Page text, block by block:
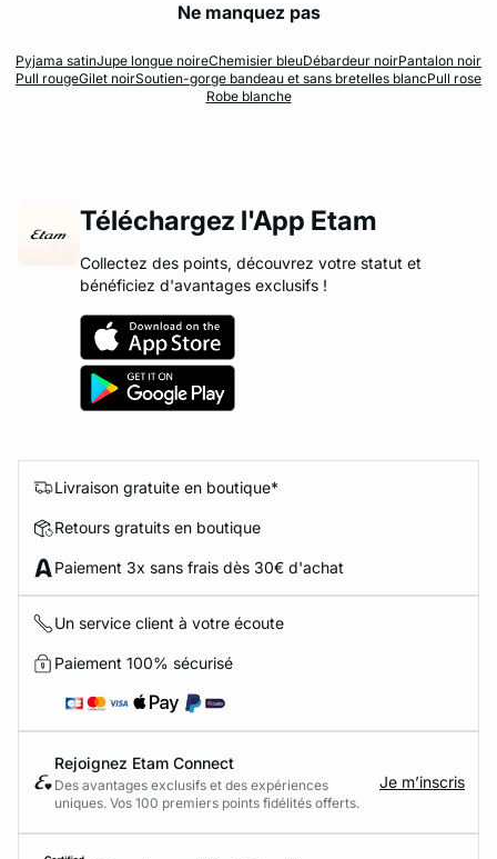
Ne manquez pas
Pyjama satinJupe longue noireChemisier bleuDébardeur noirPantalon noir
Pull rougeGilet noirSoutien-gorge bandeau et sans bretelles blancPull rose
Robe blanche
Téléchargez l'App Etam
Collectez des points, découvrez votre statut et
bénéficiez d'avantages exclusifs !
Livraison gratuite en boutique*
Retours gratuits en boutique
Paiement 3x sans frais dès 30€ d'achat
Un service client à votre écoute
Paiement 100% sécurisé
Rejoignez Etam Connect
Des avantages exclusifs et des expériences
uniques. Vos 100 premiers points fidélités offerts.
Je m’inscris